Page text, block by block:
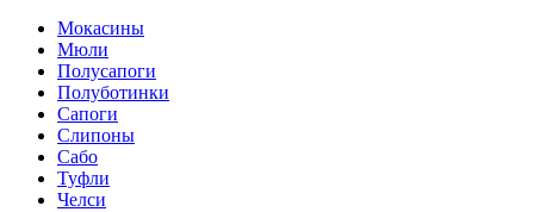
Мокасины
Мюли
Полусапоги
Полуботинки
Сапоги
Слипоны
Сабо
Туфли
Челси